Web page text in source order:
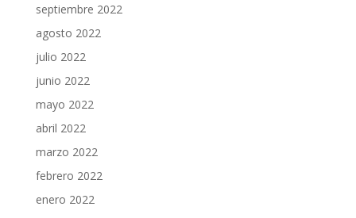
septiembre 2022
agosto 2022
julio 2022
junio 2022
mayo 2022
abril 2022
marzo 2022
febrero 2022
enero 2022